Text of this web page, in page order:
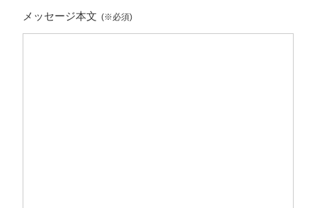
メッセージ本文 (※必須)